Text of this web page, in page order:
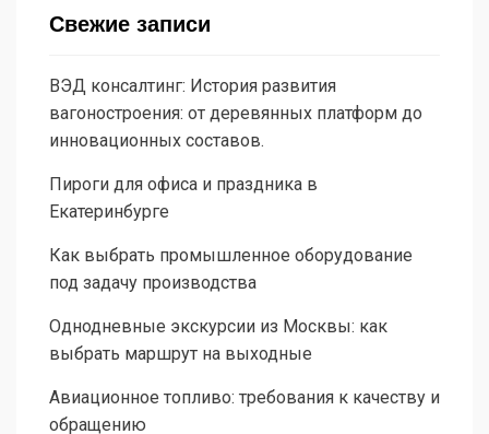
Свежие записи
ВЭД консалтинг: История развития
вагоностроения: от деревянных платформ до
инновационных составов.
Пироги для офиса и праздника в
Екатеринбурге
Как выбрать промышленное оборудование
под задачу производства
Однодневные экскурсии из Москвы: как
выбрать маршрут на выходные
Авиационное топливо: требования к качеству и
обращению